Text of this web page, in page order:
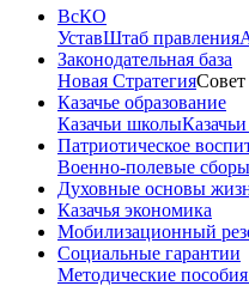
ВсКО
УставШтаб правления
Законодательная база
Новая СтратегияСовет
Казачье образование
Казачьи школы
Патриотическое
Военно-полевые сборы
Духовные основы
Казачья экономика
Мобилизационный
Социальные гарантии
Методические